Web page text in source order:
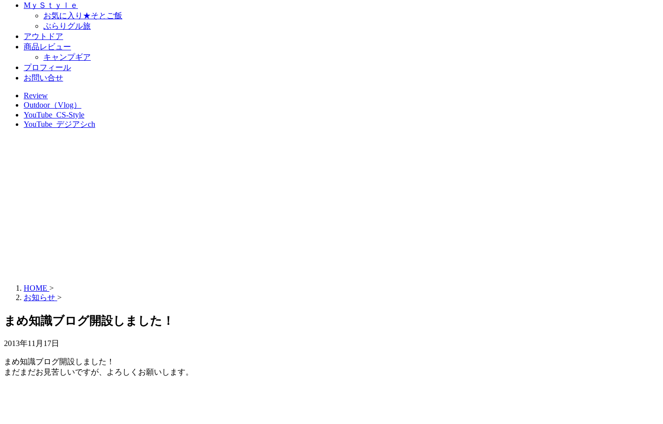
MｙＳｔｙｌｅ
お気に入り★そとご飯
ぶらりグル旅
アウトドア
商品レビュー
キャンプギア
プロフィール
お問い合せ
Review
Outdoor（Vlog）
YouTube_CS-Style
YouTube_デジアシch
HOME >
お知らせ >
まめ知識ブログ開設しました！
2013年11月17日
まめ知識ブログ開設しました！
まだまだお見苦しいですが、よろしくお願いします。